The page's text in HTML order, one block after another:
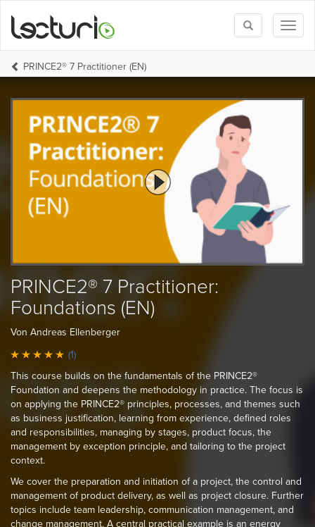
Toggle
search
PRINCE2® 7 Practitioner (EN)
PRINCE2® 7 Practitioner:
Foundations (EN)
Von Andreas Ellenberger
(1)
This course builds on the fundamentals of the PRINCE2®
Foundation and deepens the methodology in practice. The focus is
on applying the PRINCE2® principles, processes, and themes such
as business justification, learning from experience, defined roles
and responsibilities, managing by stages, product focus, the
management by exception principle, and tailoring to the project
context.
We cover the preparation and initiation of a project, the control and
management of product delivery, as well as project closure. Further
topics include team leadership, communication management, and
change management. A central practical example is an energy